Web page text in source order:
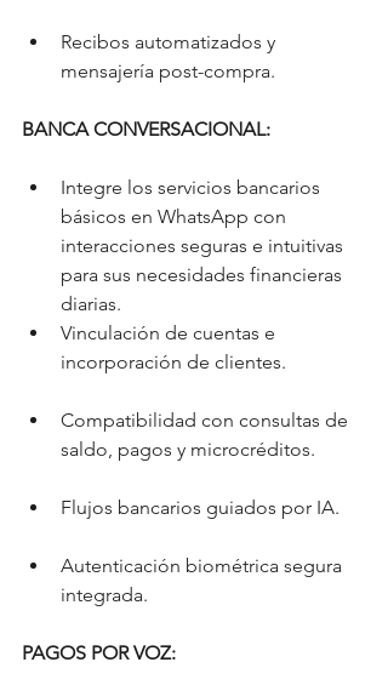
Recibos automatizados y
mensajería post-compra.
BANCA CONVERSACIONAL:
Integre los servicios bancarios
básicos en WhatsApp con
interacciones seguras e intuitivas
para sus necesidades financieras
diarias.
Vinculación de cuentas e
incorporación de clientes.
Compatibilidad con consultas de
saldo, pagos y microcréditos.
Flujos bancarios guiados por IA.
Autenticación biométrica segura
integrada.
PAGOS POR VOZ: